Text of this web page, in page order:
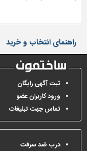
راهنمای انتخاب و خرید
ثبت آگهی رایگان
ورود کاربران عضو
تماس جهت تبلیغات
درب ضد سرقت